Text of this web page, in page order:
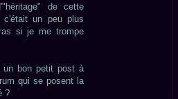
de cette
un peu plus
si je me trompe
un bon petit post à
qui se posent la
?